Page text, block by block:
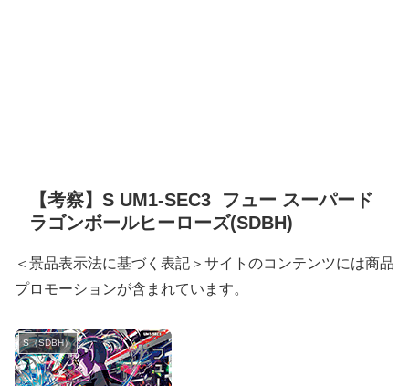
【考察】S UM1-SEC3 フュー スーパード
ラゴンボールヒーローズ(SDBH)
＜景品表示法に基づく表記＞サイトのコンテンツには商品
プロモーションが含まれています。
S（SDBH）